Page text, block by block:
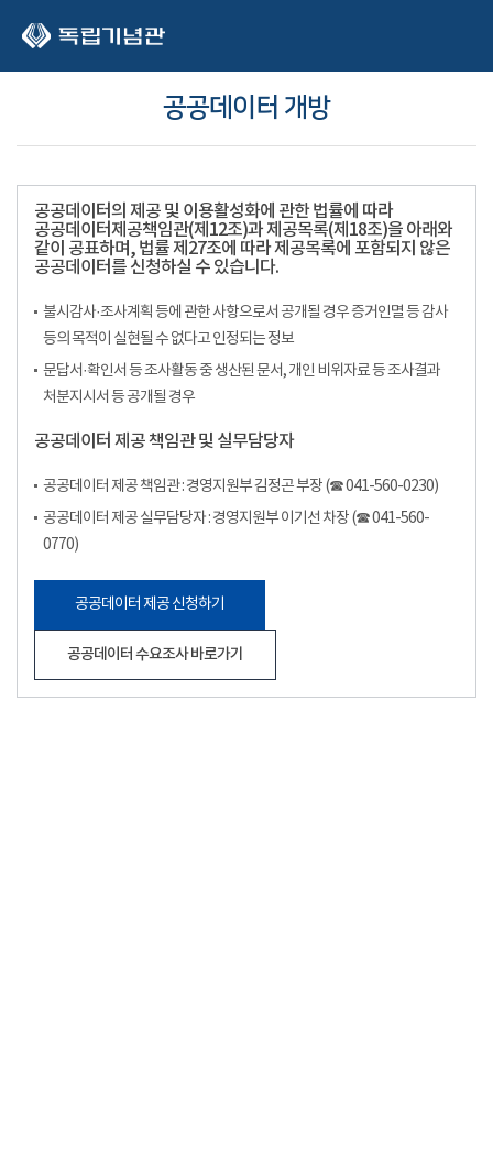
공공데이터 개방
공공데이터의 제공 및 이용활성화에 관한 법률에 따라
공공데이터제공책임관(제12조)과 제공목록(제18조)을 아래와
같이 공표하며, 법률 제27조에 따라 제공목록에 포함되지 않은
공공데이터를 신청하실 수 있습니다.
불시감사·조사계획 등에 관한 사항으로서 공개될 경우 증거인멸 등 감사
등의 목적이 실현될 수 없다고 인정되는 정보
문답서·확인서 등 조사활동 중 생산된 문서, 개인 비위자료 등 조사결과
처분지시서 등 공개될 경우
공공데이터 제공 책임관 및 실무담당자
공공데이터 제공 책임관 : 경영지원부 김정곤 부장 (☎ 041-560-0230)
공공데이터 제공 실무담당자 : 경영지원부 이기선 차장 (☎ 041-560-
0770)
공공데이터 제공 신청하기
공공데이터 수요조사 바로가기